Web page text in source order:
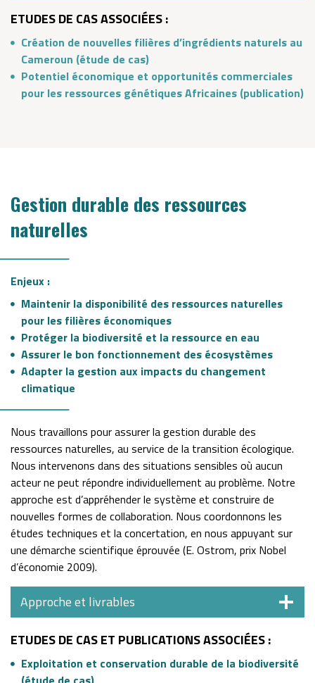
ETUDES DE CAS ASSOCIÉES :
Création de nouvelles filières d’ingrédients naturels au
Cameroun (étude de cas)
Potentiel économique et opportunités commerciales
pour les ressources génétiques Africaines (publication)
Gestion durable des ressources
naturelles
Enjeux :
Maintenir la disponibilité des ressources naturelles
pour les filières économiques
Protéger la biodiversité et la ressource en eau
Assurer le bon fonctionnement des écosystèmes
Adapter la gestion aux impacts du changement
climatique
Nous travaillons pour assurer la gestion durable des
ressources naturelles, au service de la transition écologique.
Nous intervenons dans des situations sensibles où aucun
acteur ne peut répondre individuellement au problème. Notre
approche est d’appréhender le système et construire de
nouvelles formes de collaboration. Nous coordonnons les
études techniques et la concertation, en nous appuyant sur
une démarche scientifique éprouvée (E. Ostrom, prix Nobel
d’économie 2009).
Approche et livrables
ETUDES DE CAS ET PUBLICATIONS ASSOCIÉES :
Exploitation et conservation durable de la biodiversité